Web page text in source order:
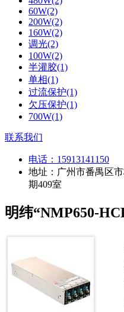
60W(2)
200W(2)
160W(2)
调光(2)
100W(2)
半灌胶(1)
单相(1)
过流保护(1)
欠压保护(1)
700W(1)
联系我们
电话： 15913141150
地址：广州市番禺区
期409室
明纬“NMP650-